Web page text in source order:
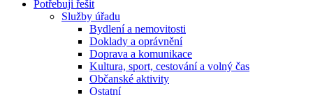
Potřebuji řešit
Služby úřadu
Bydlení a nemovitosti
Doklady a oprávnění
Doprava a komunikace
Kultura, sport, cestování a volný čas
Občanské aktivity
Ostatní